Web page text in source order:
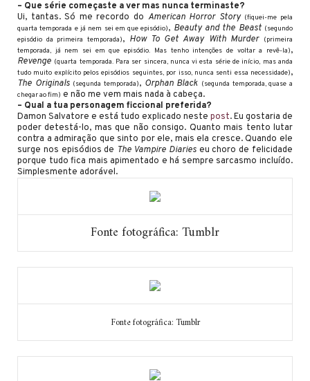
– Que série começaste a ver mas nunca terminaste?
Ui, tantas. Só me recordo do American Horror Story (fiquei-me pela
quarta temporada e já nem sei em que episódio), Beauty and the Beast (segundo
episódio da primeira temporada), How To Get Away With Murder (primeira
temporada, já nem sei em que episódio. Mas tenho intenções de voltar a revê-la),
Revenge (quarta temporada. Para ser sincera, nunca vi esta série de início, mas anda
tudo muito explícito pelos episódios seguintes, por isso, nunca senti essa necessidade),
The Originals (segunda temporada), Orphan Black (segunda temporada, quase a
chegar ao fim) e não me vem mais nada à cabeça.
– Qual a tua personagem ficcional preferida?
Damon Salvatore e está tudo explicado neste post. Eu gostaria de
poder detestá-lo, mas que não consigo. Quanto mais tento lutar
contra a admiração que sinto por ele, mais ela cresce. Quando ele
surge nos episódios de The Vampire Diarieseu choro de felicidade
porque tudo fica mais apimentado e há sempre sarcasmo incluído.
Simplesmente adorável.
Fonte fotográfica: Tumblr
Fonte fotográfica: Tumblr